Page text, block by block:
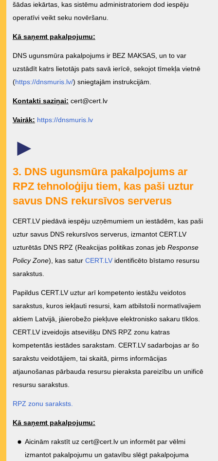
šādas iekārtas, kas sistēmu administratoriem dod iespēju
operatīvi veikt seku novēršanu.
Kā saņemt pakalpojumu:
DNS ugunsmūra pakalpojums ir BEZ MAKSAS, un to var
uzstādīt katrs lietotājs pats savā ierīcē, sekojot tīmekļa vietnē
(https://dnsmuris.lv/) sniegtajām instrukcijām.
Kontakti saziņai: cert@cert.lv
Vairāk: https://dnsmuris.lv
►
3. DNS ugunsmūra pakalpojums ar
RPZ tehnoloģiju tiem, kas paši uztur
savus DNS rekursīvos serverus
CERT.LV piedāvā iespēju uzņēmumiem un iestādēm, kas paši
uztur savus DNS rekursīvos serverus, izmantot CERT.LV
uzturētās DNS RPZ (Reakcijas politikas zonas jeb Response
Policy Zone), kas satur CERT.LVidentificēto bīstamo resursu
sarakstus.
Papildus CERT.LV uztur arī kompetento iestāžu veidotos
sarakstus, kuros iekļauti resursi, kam atbilstoši normatīvajiem
aktiem Latvijā, jāierobežo piekļuve elektronisko sakaru tīklos.
CERT.LV izveidojis atsevišķu DNS RPZ zonu katras
kompetentās iestādes sarakstam. CERT.LV sadarbojas ar šo
sarakstu veidotājiem, tai skaitā, pirms informācijas
atjaunošanas pārbauda resursu pieraksta pareizību un unificē
resursu sarakstus.
RPZ zonu saraksts.
Kā saņemt pakalpojumu:
Aicinām rakstīt uz cert@cert.lvun informēt par vēlmi
izmantot pakalpojumu un gatavību slēgt pakalpojuma